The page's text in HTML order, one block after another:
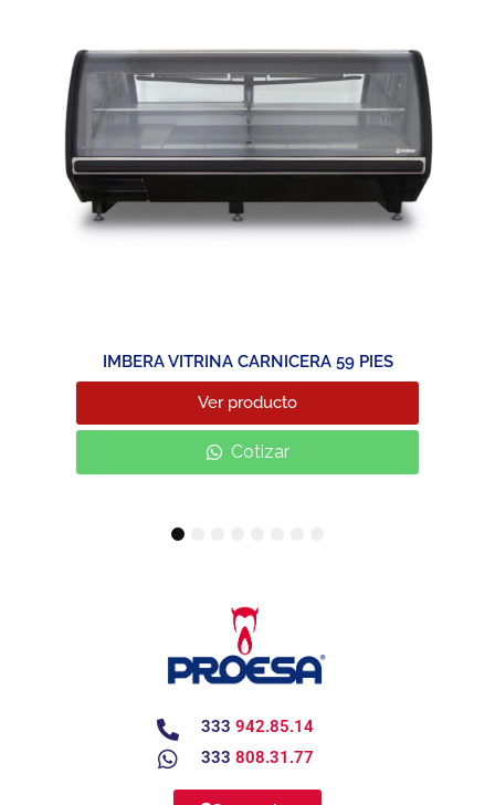
IMBERA VITRINA CARNICERA 59 PIES
Ver producto
Cotizar
4
333 942.85.14
333 808.31.77